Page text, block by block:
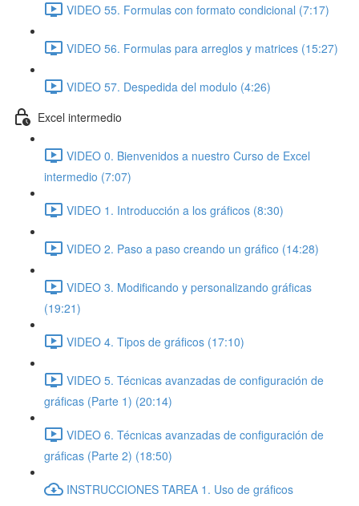
VIDEO 55. Formulas con formato condicional (7:17)
VIDEO 56. Formulas para arreglos y matrices (15:27)
VIDEO 57. Despedida del modulo (4:26)
Excel intermedio
VIDEO 0. Bienvenidos a nuestro Curso de Excel
intermedio (7:07)
VIDEO 1. Introducción a los gráficos (8:30)
VIDEO 2. Paso a paso creando un gráfico (14:28)
VIDEO 3. Modificando y personalizando gráficas
(19:21)
VIDEO 4. Tipos de gráficos (17:10)
VIDEO 5. Técnicas avanzadas de configuración de
gráficas (Parte 1) (20:14)
VIDEO 6. Técnicas avanzadas de configuración de
gráficas (Parte 2) (18:50)
INSTRUCCIONES TAREA 1. Uso de gráficos